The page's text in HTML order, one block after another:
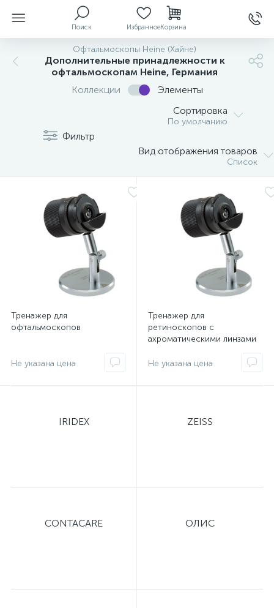
Поиск ИзбранноеКорзина
Офтальмоскопы Heine (Хайне)
Дополнительные принадлежности к
офтальмоскопам Heine, Германия
Коллекции
Элементы
Фильтр
Сортировка
По умолчанию
Вид отображения товаров
Список
Тренажер для
офтальмоскопов
Тренажер для
ретиноскопов с
ахроматическими линзами
IRIDEX ZEISS
CONTACARE ОЛИС